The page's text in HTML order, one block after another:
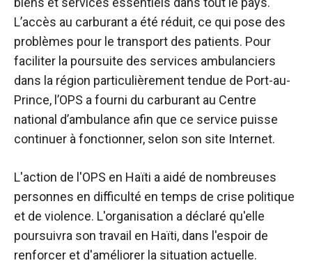
L’accès au carburant a été réduit, ce qui pose des
problèmes pour le transport des patients. Pour
faciliter la poursuite des services ambulanciers
dans la région particulièrement tendue de Port-au-
Prince, l’OPS a fourni du carburant au Centre
national d’ambulance afin que ce service puisse
continuer à fonctionner, selon son site Internet.
L'action de l'OPS en Haïti a aidé de nombreuses
personnes en difficulté en temps de crise politique
et de violence. L'organisation a déclaré qu'elle
poursuivra son travail en Haïti, dans l'espoir de
renforcer et d'améliorer la situation actuelle.